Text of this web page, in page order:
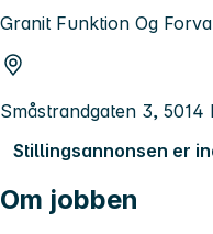
Granit Funktion Og
Småstrandgaten 3, 5014
Stillingsannonsen er
Om jobben